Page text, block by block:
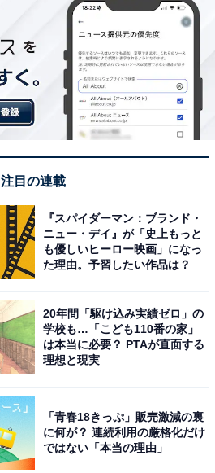
注目の連載
『スパイダーマン：ブランド・
ニュー・デイ』が「史上もっと
も優しいヒーロー映画」になっ
た理由。予習したい作品は？
20年間「駆け込み実績ゼロ」の
学校も…「こども110番の家」
は本当に必要？ PTAが直面する
理想と現実
「青春18きっぷ」販売激減の裏
に何が？ 連続利用の厳格化だけ
ではない「本当の理由」